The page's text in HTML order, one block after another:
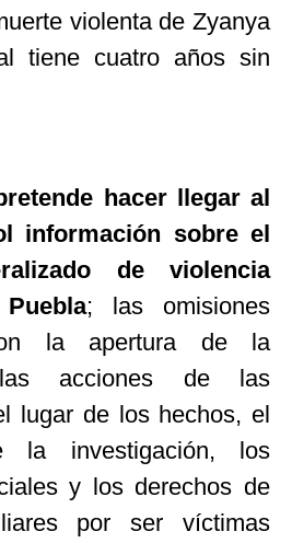
violenta de Zyanya
tiene cuatro años sin
hacer llegar al
información sobre el
de violencia
; las omisiones
la apertura de la
las acciones de las
lugar de los hechos, el
la investigación, los
y los derechos de
por ser víctimas